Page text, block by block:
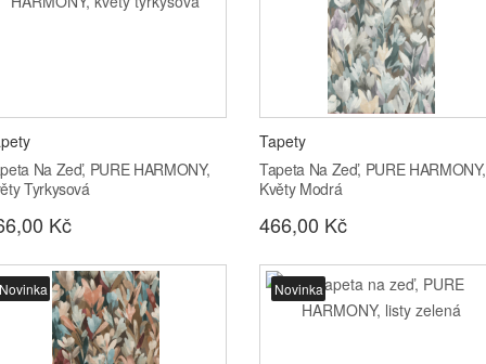
Na Zeď, PURE HARMONY,
Tyrkysová
Kč
Tapety
Tapeta Na Zeď, PURE HARMONY,
Květy Modrá
466,00 Kč
Novinka